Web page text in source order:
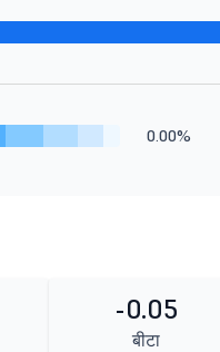
0.00%
-0.05
बीटा